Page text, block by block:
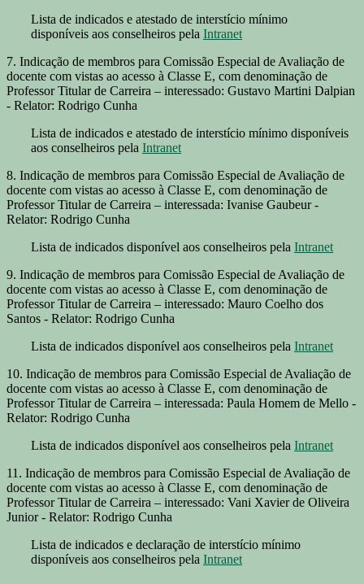
Lista de indicados e atestado de interstício mínimo
disponíveis aos conselheiros pela Intranet
7. Indicação de membros para Comissão Especial de Avaliação de
docente com vistas ao acesso à Classe E, com denominação de
Professor Titular de Carreira – interessado: Gustavo Martini Dalpian
- Relator: Rodrigo Cunha
Lista de indicados e atestado de interstício mínimo disponíveis
aos conselheiros pela Intranet
8. Indicação de membros para Comissão Especial de Avaliação de
docente com vistas ao acesso à Classe E, com denominação de
Professor Titular de Carreira – interessada: Ivanise Gaubeur -
Relator: Rodrigo Cunha
Lista de indicados disponível aos conselheiros pela Intranet
9. Indicação de membros para Comissão Especial de Avaliação de
docente com vistas ao acesso à Classe E, com denominação de
Professor Titular de Carreira – interessado: Mauro Coelho dos
Santos - Relator: Rodrigo Cunha
Lista de indicados disponível aos conselheiros pela Intranet
10. Indicação de membros para Comissão Especial de Avaliação de
docente com vistas ao acesso à Classe E, com denominação de
Professor Titular de Carreira – interessada: Paula Homem de Mello -
Relator: Rodrigo Cunha
Lista de indicados disponível aos conselheiros pela Intranet
11. Indicação de membros para Comissão Especial de Avaliação de
docente com vistas ao acesso à Classe E, com denominação de
Professor Titular de Carreira – interessado: Vani Xavier de Oliveira
Junior - Relator: Rodrigo Cunha
Lista de indicados e declaração de interstício mínimo
disponíveis aos conselheiros pela Intranet